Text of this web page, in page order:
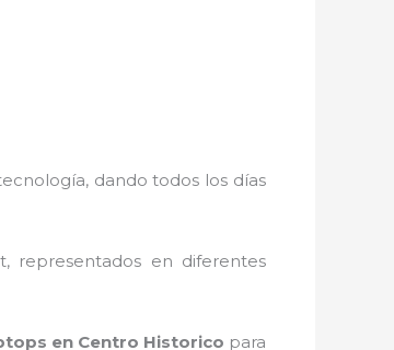
dando todos los días
representados en diferentes
en Centro Historico para